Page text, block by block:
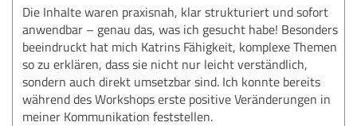
Die Inhalte waren praxisnah, klar strukturiert und sofort
anwendbar – genau das, was ich gesucht habe! Besonders
beeindruckt hat mich Katrins Fähigkeit, komplexe Themen
so zu erklären, dass sie nicht nur leicht verständlich,
sondern auch direkt umsetzbar sind. Ich konnte bereits
während des Workshops erste positive Veränderungen in
meiner Kommunikation feststellen.